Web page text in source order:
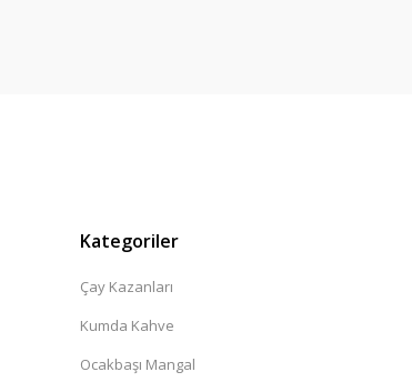
Kategoriler
Çay Kazanları
Kumda Kahve
Ocakbaşı Mangal